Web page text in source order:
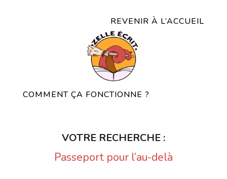
REVENIR À L’ACCUEIL
COMMENT ÇA FONCTIONNE ?
VOTRE RECHERCHE :
Passeport pour l’au-delà